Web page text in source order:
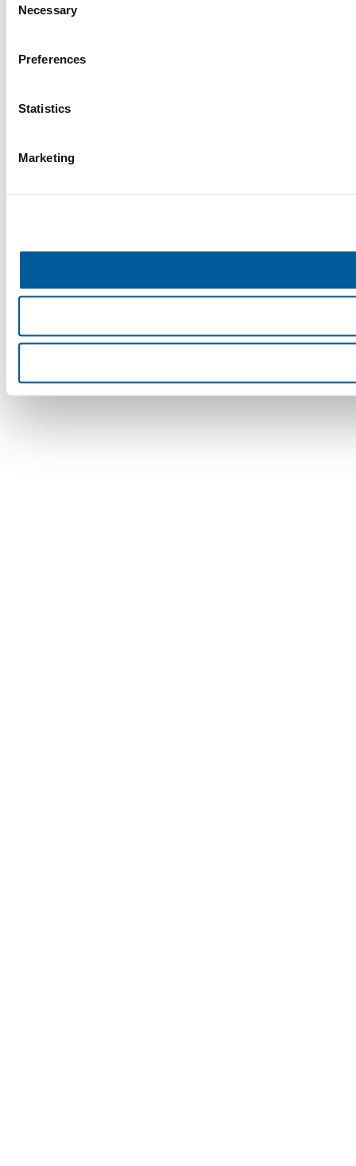
Selection
Necessary
Preferences
Statistics
Marketing